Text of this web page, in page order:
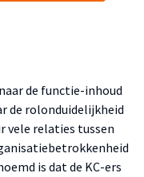
de functie-inhoud
de rolonduidelijkheid
vele relaties tussen
is dat de KC-ers